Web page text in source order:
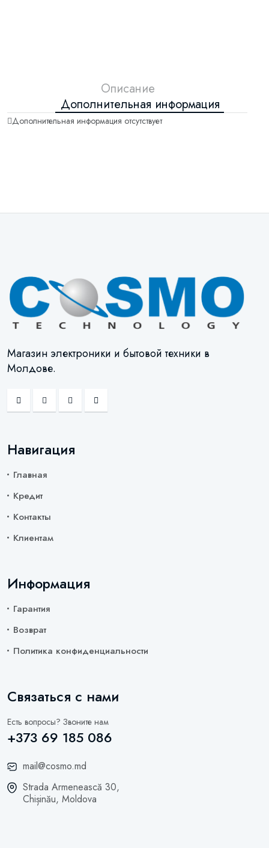
Описание
Дополнительная информация
Дополнительная информация отсутствует
Магазин электроники и бытовой техники в
Молдове.
Навигация
Главная
Кредит
Контакты
Клиентам
Информация
Гарантия
Возврат
Политика конфиденциальности
Связаться с нами
Есть вопросы? Звоните нам
+373 69 185 086
mail@cosmo.md
Strada Armenească 30,
Chișinău, Moldova